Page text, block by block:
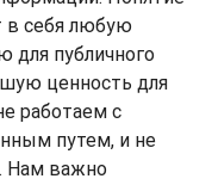
в себя любую
для публичного
ценность для
работаем с
путем, и не
Нам важно